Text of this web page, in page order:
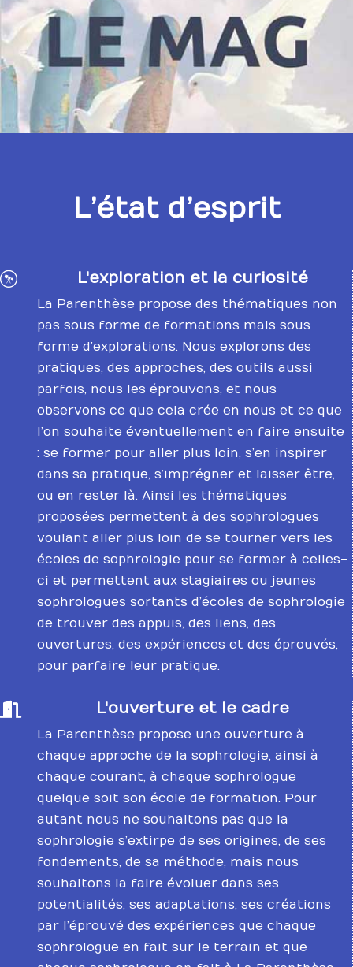
L’état d’esprit
 L'exploration et la curiosité
La Parenthèse propose des thématiques non
pas sous forme de formations mais sous
forme d’explorations. Nous explorons des
pratiques, des approches, des outils aussi
parfois, nous les éprouvons, et nous
observons ce que cela crée en nous et ce que
l’on souhaite éventuellement en faire ensuite
: se former pour aller plus loin, s’en inspirer
dans sa pratique, s’imprégner et laisser être,
ou en rester là. Ainsi les thématiques
proposées permettent à des sophrologues
voulant aller plus loin de se tourner vers les
écoles de sophrologie pour se former à celles-
ci et permettent aux stagiaires ou jeunes
sophrologues sortants d’écoles de sophrologie
de trouver des appuis, des liens, des
ouvertures, des expériences et des éprouvés,
pour parfaire leur pratique.
 L'ouverture et le cadre
La Parenthèse propose une ouverture à
chaque approche de la sophrologie, ainsi à
chaque courant, à chaque sophrologue
quelque soit son école de formation. Pour
autant nous ne souhaitons pas que la
sophrologie s’extirpe de ses origines, de ses
fondements, de sa méthode, mais nous
souhaitons la faire évoluer dans ses
potentialités, ses adaptations, ses créations
par l’éprouvé des expériences que chaque
sophrologue en fait sur le terrain et que